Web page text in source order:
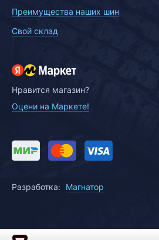
Преимущества наших шин
Свой склад
Нравится магазин?
Оцени на Маркете!
Разработка: Магнатор